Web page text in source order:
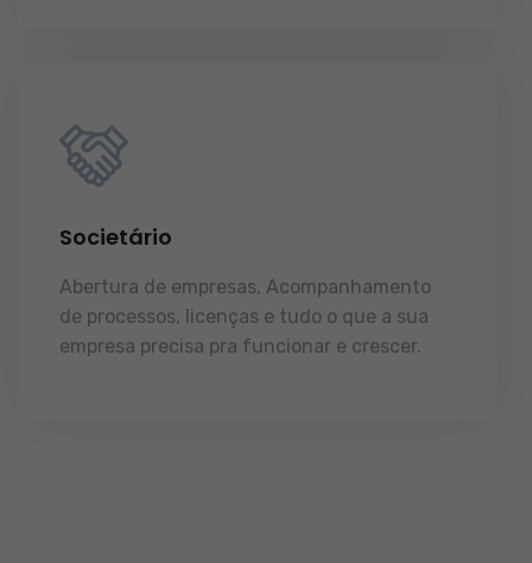
Societário
Abertura de empresas, Acompanhamento
de processos, licenças e tudo o que a sua
empresa precisa pra funcionar e crescer.